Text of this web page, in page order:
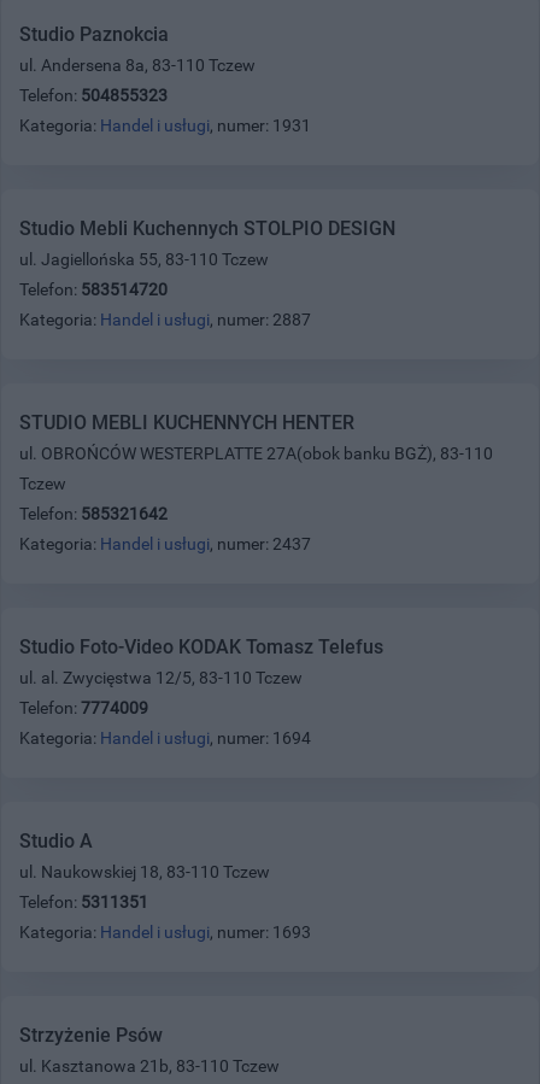
Studio Paznokcia
ul. Andersena 8a, 83-110 Tczew
Telefon: 504855323
Kategoria: Handel i usługi, numer: 1931
Studio Mebli Kuchennych STOLPIO DESIGN
ul. Jagiellońska 55, 83-110 Tczew
Telefon: 583514720
Kategoria: Handel i usługi, numer: 2887
STUDIO MEBLI KUCHENNYCH HENTER
ul. OBROŃCÓW WESTERPLATTE 27A(obok banku BGŻ), 83-110
Tczew
Telefon: 585321642
Kategoria: Handel i usługi, numer: 2437
Studio Foto-Video KODAK Tomasz Telefus
ul. al. Zwycięstwa 12/5, 83-110 Tczew
Telefon: 7774009
Kategoria: Handel i usługi, numer: 1694
Studio A
ul. Naukowskiej 18, 83-110 Tczew
Telefon: 5311351
Kategoria: Handel i usługi, numer: 1693
Strzyżenie Psów
ul. Kasztanowa 21b, 83-110 Tczew